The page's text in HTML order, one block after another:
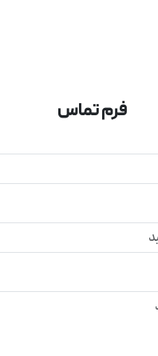
فرم تماس